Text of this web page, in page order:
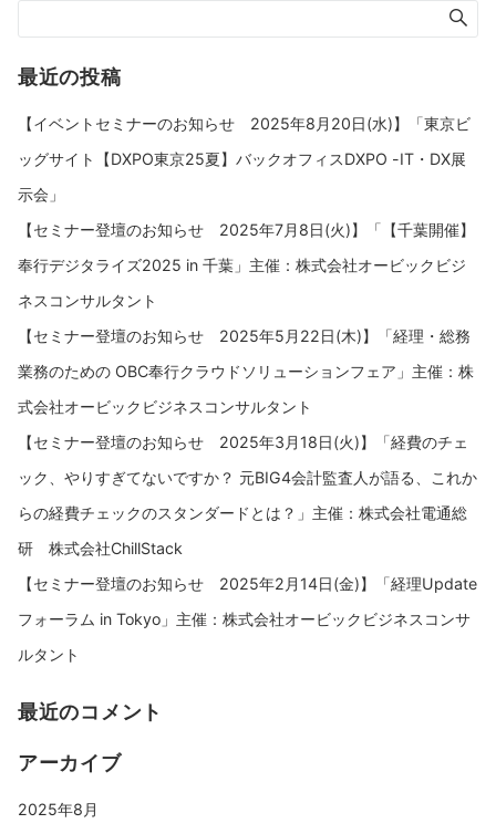
最近の投稿
【イベントセミナーのお知らせ 2025年8月20日(水)】「東京ビ
ッグサイト【DXPO東京25夏】バックオフィスDXPO -IT・DX展
示会」
【セミナー登壇のお知らせ 2025年7月8日(火)】「【千葉開催】
奉行デジタライズ2025 in 千葉」主催：株式会社オービックビジ
ネスコンサルタント
【セミナー登壇のお知らせ 2025年5月22日(木)】「経理・総務
業務のための OBC奉行クラウドソリューションフェア」主催：株
式会社オービックビジネスコンサルタント
【セミナー登壇のお知らせ 2025年3月18日(火)】「経費のチェ
ック、やりすぎてないですか？ 元BIG4会計監査人が語る、これか
らの経費チェックのスタンダードとは？」主催：株式会社電通総
研 株式会社ChillStack
【セミナー登壇のお知らせ 2025年2月14日(金)】「経理Update
フォーラム in Tokyo」主催：株式会社オービックビジネスコンサ
ルタント
最近のコメント
アーカイブ
2025年8月